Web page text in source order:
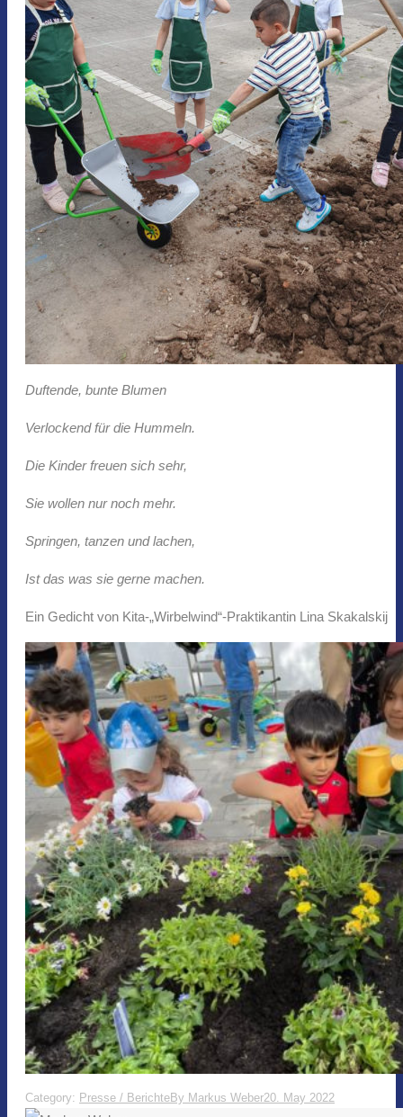
Duftende, bunte Blumen
Verlockend für die Hummeln.
Die Kinder freuen sich sehr,
Sie wollen nur noch mehr.
Springen, tanzen und lachen,
Ist das was sie gerne machen.
Ein Gedicht von Kita-„Wirbelwind“-Praktikantin Lina Skakalskij
Category: Presse / BerichteBy Markus Weber20. May 2022